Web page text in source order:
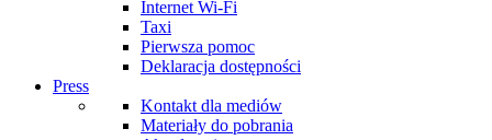
Internet Wi-Fi
Taxi
Pierwsza pomoc
Deklaracja dostępności
Press
Kontakt dla mediów
Materiały do pobrania